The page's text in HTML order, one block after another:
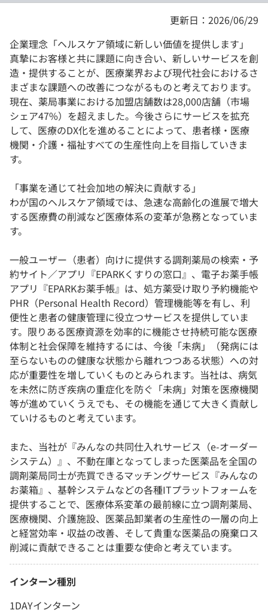
契約内容・クーポン
更新日：2026/06/29
企業理念「ヘルスケア領域に新しい価値を提供します」
真摯にお客様と共に課題に向き合い、新しいサービスを創
造・提供することが、医療業界および現代社会におけるさ
まざまな課題への改善につながるものと考えております。
現在、薬局事業における加盟店舗数は28,000店舗（市場
シェア47%）を超えました。今後さらにサービスを拡充
して、医療のDX化を進めることによって、患者様・医療
機関・介護・福祉すべての生産性向上を目指していきま
す。
「事業を通じて社会加地の解決に貢献する」
わが国のヘルスケア領域では、急速な高齢化の進展で増大
する医療費の削減など医療体系の変革が急務となっていま
す。
一般ユーザー（患者）向けに提供する調剤薬局の検索・予
約サイト／アプリ『EPARKくすりの窓口』、電子お薬手帳
アプリ『EPARKお薬手帳』は、処方薬受け取り予約機能や
PHR（Personal Health Record）管理機能等を有し、利
便性と患者の健康管理に役立つサービスを提供していま
す。限りある医療資源を効率的に機能させ持続可能な医療
体制と社会保障を維持するには、今後「未病」（発病には
至らないものの健康な状態から離れつつある状態）への対
応が重要性を増していくものとみられます。当社は、病気
を未然に防ぎ疾病の重症化を防ぐ「未病」対策を医療機関
等が進めていくうえでも、その機能を通じて大きく貢献し
ていけるものと考えています。
また、当社が『みんなの共同仕入れサービス（e-オーダー
システム）』、不動在庫となってしまった医薬品を全国の
調剤薬局同士が売買できるマッチングサービス『みんなの
お薬箱』、基幹システムなどの各種ITプラットフォームを
提供することで、医療体系変革の最前線に立つ調剤薬局、
医療機関、介護施設、医薬品卸業者の生産性の一層の向上
と経営効率・収益の改善、そして貴重な医薬品の廃棄ロス
削減に貢献できることは重要な使命と考えています。
インターン種別
1DAYインターン